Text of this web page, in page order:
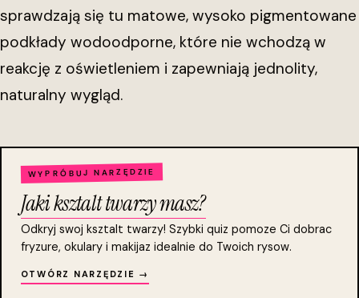
sprawdzają się tu matowe, wysoko pigmentowane
podkłady wodoodporne, które nie wchodzą w
reakcję z oświetleniem i zapewniają jednolity,
naturalny wygląd.
WYPRÓBUJ NARZĘDZIE
Jaki ksztalt twarzy masz?
Odkryj swoj ksztalt twarzy! Szybki quiz pomoze Ci dobrac
fryzure, okulary i makijaz idealnie do Twoich rysow.
OTWÓRZ NARZĘDZIE →